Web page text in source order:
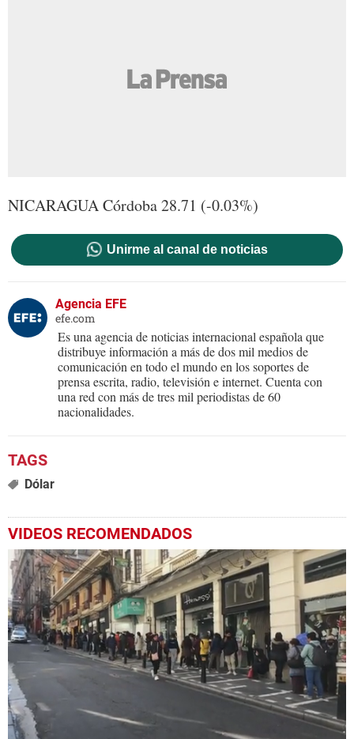
NICARAGUA Córdoba 28.71 (-0.03%)
Unirme al canal de noticias
Agencia EFE
efe.com
Es una agencia de noticias internacional española que
distribuye información a más de dos mil medios de
comunicación en todo el mundo en los soportes de
prensa escrita, radio, televisión e internet. Cuenta con
una red con más de tres mil periodistas de 60
nacionalidades.
Dólar
VIDEOS RECOMENDADOS